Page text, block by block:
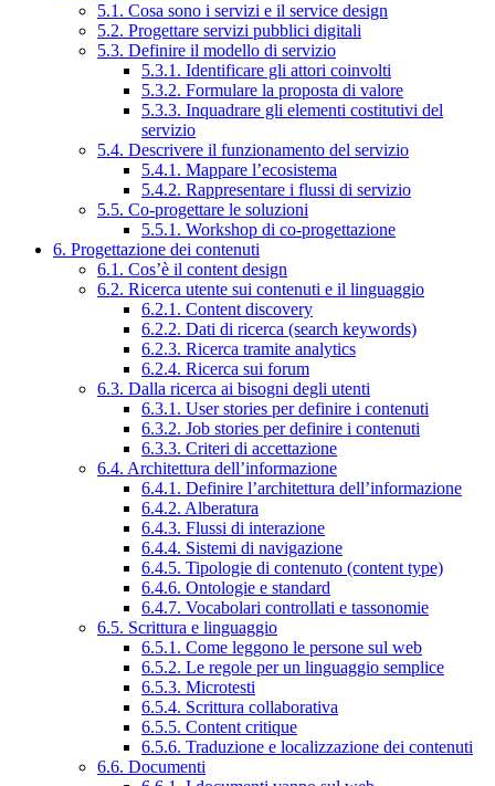
5.1. Cosa sono i servizi e il service design
5.2. Progettare servizi pubblici digitali
5.3. Definire il modello di servizio
5.3.1. Identificare gli attori coinvolti
5.3.2. Formulare la proposta di valore
5.3.3. Inquadrare gli elementi costitutivi del
servizio
5.4. Descrivere il funzionamento del servizio
5.4.1. Mappare l’ecosistema
5.4.2. Rappresentare i flussi di servizio
5.5. Co-progettare le soluzioni
5.5.1. Workshop di co-progettazione
6. Progettazione dei contenuti
6.1. Cos’è il content design
6.2. Ricerca utente sui contenuti e il linguaggio
6.2.1. Content discovery
6.2.2. Dati di ricerca (search keywords)
6.2.3. Ricerca tramite analytics
6.2.4. Ricerca sui forum
6.3. Dalla ricerca ai bisogni degli utenti
6.3.1. User stories per definire i contenuti
6.3.2. Job stories per definire i contenuti
6.3.3. Criteri di accettazione
6.4. Architettura dell’informazione
6.4.1. Definire l’architettura dell’informazione
6.4.2. Alberatura
6.4.3. Flussi di interazione
6.4.4. Sistemi di navigazione
6.4.5. Tipologie di contenuto (content type)
6.4.6. Ontologie e standard
6.4.7. Vocabolari controllati e tassonomie
6.5. Scrittura e linguaggio
6.5.1. Come leggono le persone sul web
6.5.2. Le regole per un linguaggio semplice
6.5.3. Microtesti
6.5.4. Scrittura collaborativa
6.5.5. Content critique
6.5.6. Traduzione e localizzazione dei contenuti
6.6. Documenti